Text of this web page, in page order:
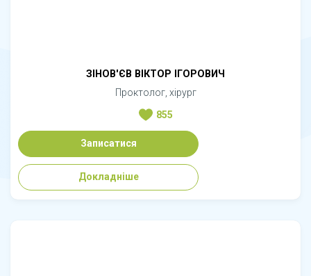
ЗІНОВ'ЄВ ВІКТОР ІГОРОВИЧ
Проктолог, хірург
855
Записатися
Докладніше